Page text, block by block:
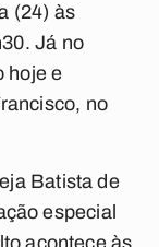
(24) às
Já no
hoje e
no
Batista de
especial
acontece às